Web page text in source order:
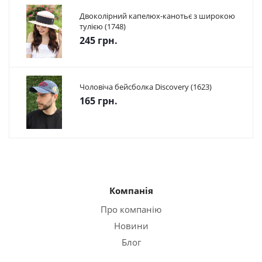
Двоколірний капелюх-канотьє з широкою
тулією (1748)
245 грн.
Чоловіча бейсболка Discovery (1623)
165 грн.
Компанія
Про компанію
Новини
Блог